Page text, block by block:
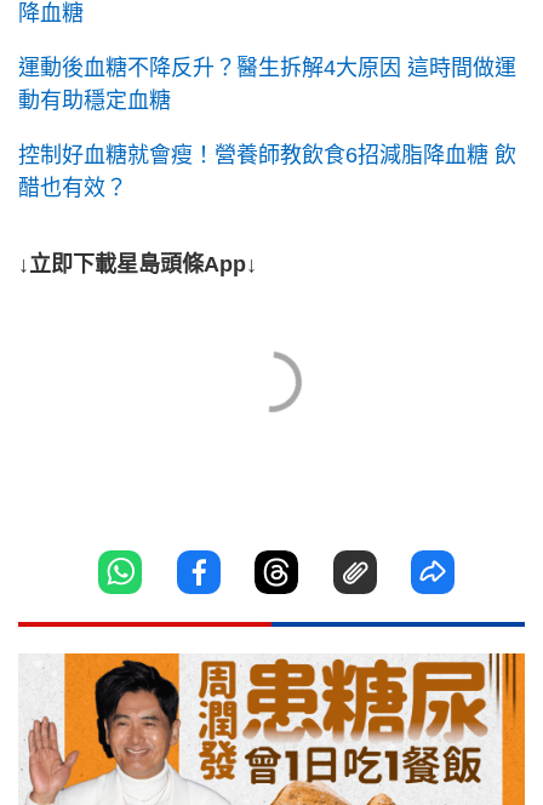
降血糖
運動後血糖不降反升？醫生拆解4大原因 這時間做運
動有助穩定血糖
控制好血糖就會瘦！營養師教飲食6招減脂降血糖 飲
醋也有效？
↓立即下載星島頭條App↓